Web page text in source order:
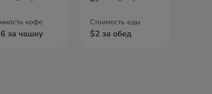
кофе
за чашку
Стоимость еды
$2 за обед